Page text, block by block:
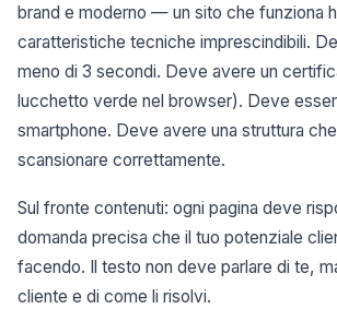
brand e moderno — un sito che funziona
caratteristiche tecniche imprescindibili.
meno di 3 secondi. Deve avere un
lucchetto verde nel browser). Deve
smartphone. Deve avere una struttura
scansionare correttamente.
Sul fronte contenuti: ogni pagina deve
domanda precisa che il tuo potenziale
facendo. Il testo non deve parlare di te,
cliente e di come li risolvi.